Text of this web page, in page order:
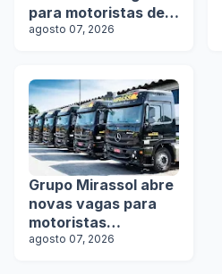
para motoristas de
rodotrens
agosto 07, 2026
Grupo Mirassol abre
novas vagas para
motoristas
categoria D e E
agosto 07, 2026